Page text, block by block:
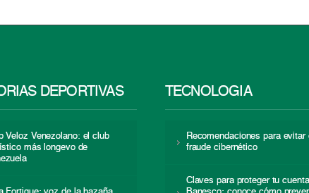
DEPORTIVAS
Veloz Venezolano: el club
más longevo de
TECNOLOGÍA
Recomendaciones para evitar
fraude cibernético
Claves para proteger tu cuenta